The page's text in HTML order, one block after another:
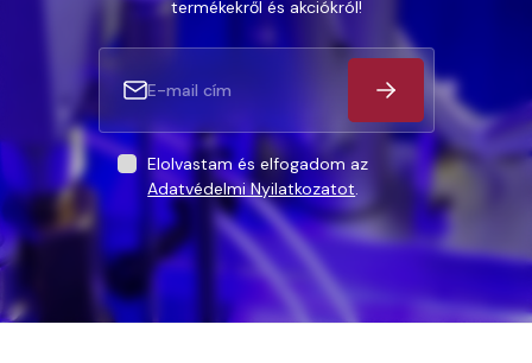
termékekről és akciókról!
Elolvastam és elfogadom az
Adatvédelmi Nyilatkozatot.